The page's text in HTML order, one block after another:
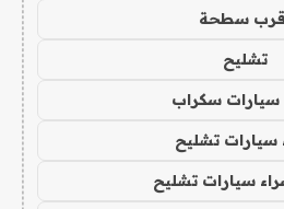
سطحة
تشليح
سيارات سكراب
سيارات تشليح
سيارات تشليح